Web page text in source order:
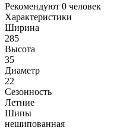
Рекомендуют 0 человек
Характеристики
Ширина
285
Высота
35
Диаметр
22
Сезонность
Летние
Шипы
нешипованная